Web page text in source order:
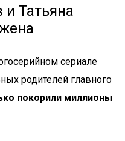
Татьяна
сериале
родителей главного
покорили миллионы